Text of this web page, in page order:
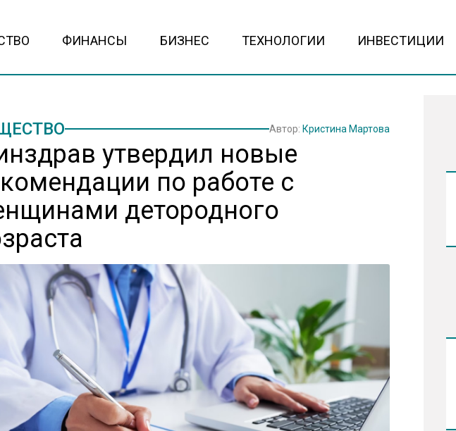
ФИНАНСЫ БИЗНЕС ТЕХНОЛОГИИ ИНВЕСТИЦИИ
Автор: Кристина Мартова
утвердил новые
по работе с
детородного